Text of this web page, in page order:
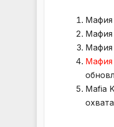
Мафия
Мафия
Мафия
Mafia